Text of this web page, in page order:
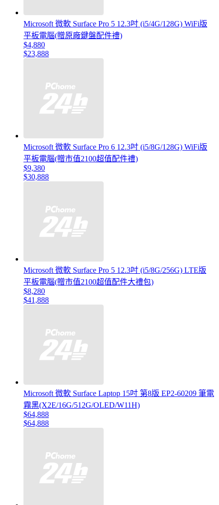
Microsoft 微軟 Surface Pro 5 12.3吋 (i5/4G/128G) WiFi版
平板電腦(贈原廠鍵盤配件禮)
$4,880
$23,888
Microsoft 微軟 Surface Pro 6 12.3吋 (i5/8G/128G) WiFi版
平板電腦(贈市值2100超值配件禮)
$9,380
$30,888
Microsoft 微軟 Surface Pro 5 12.3吋 (i5/8G/256G) LTE版
平板電腦(贈市值2100超值配件大禮包)
$8,280
$41,888
Microsoft 微軟 Surface Laptop 15吋 第8版 EP2-60209 筆電
霧黑(X2E/16G/512G/OLED/W11H)
$64,888
$64,888